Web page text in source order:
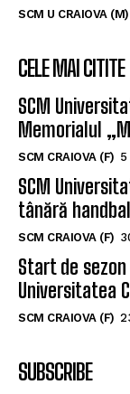
SCM U CRAIOVA (M)
CELE MAI CITITE
SCM
Memorialul
SCM CRAIOVA (F) 5
SCM
tânără
SCM CRAIOVA (F)
Start de
Universitatea
SCM CRAIOVA (F)
SUBSCRIBE